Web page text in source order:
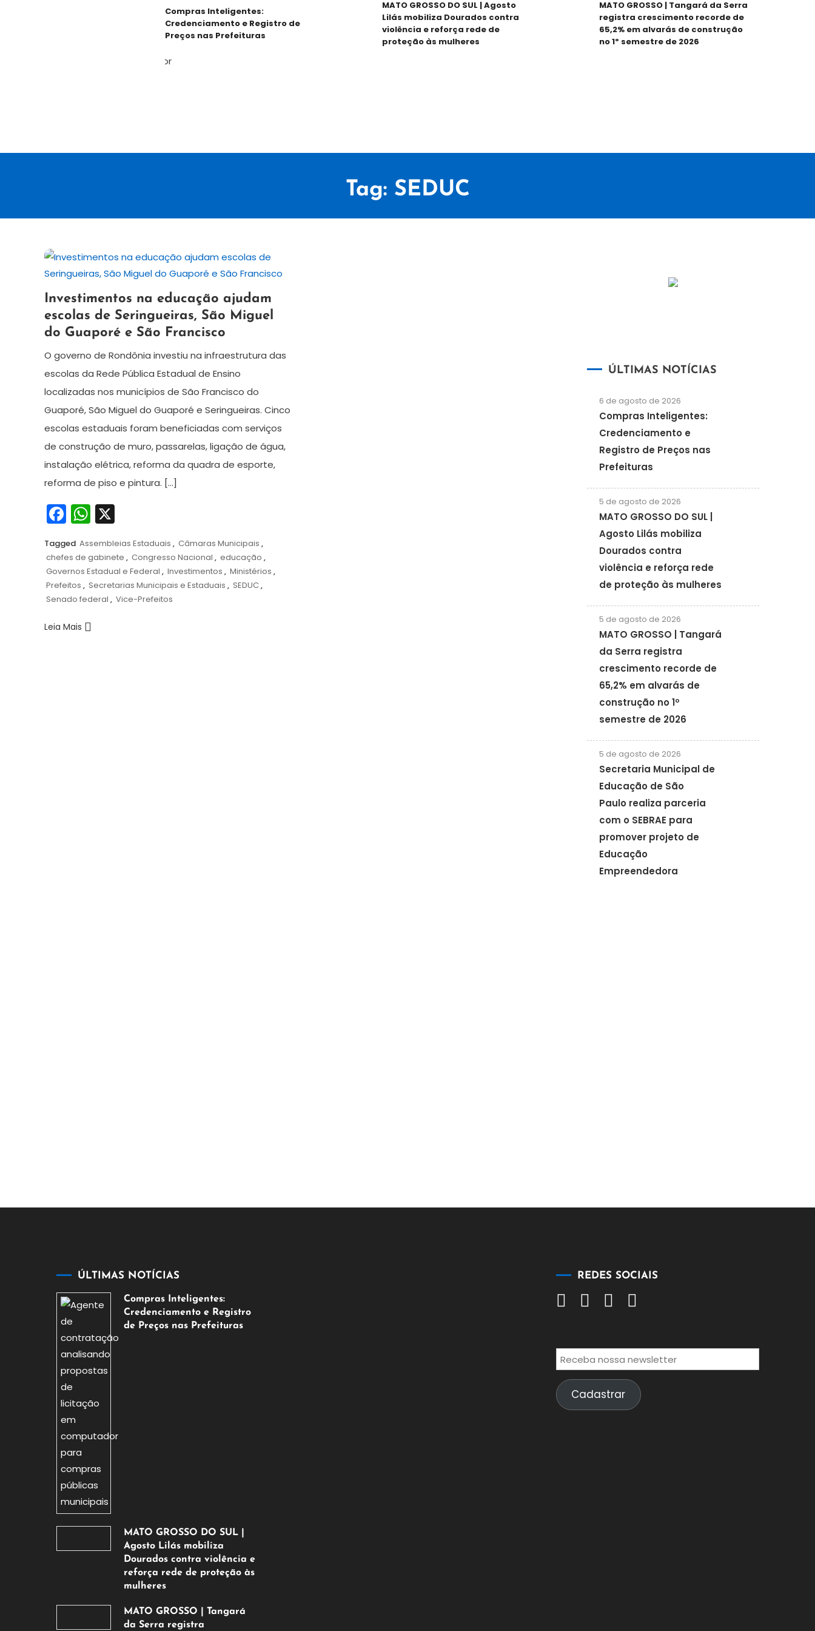
Compras Inteligentes:
Credenciamento e Registro de
Preços nas Prefeituras
MATO GROSSO DO SUL | Agosto
Lilás mobiliza Dourados contra
violência e reforça rede de
proteção às mulheres
MATO GROSSO | Tangará da Serra
registra crescimento recorde de
65,2% em alvarás de construção
no 1º semestre de 2026
Tag: SEDUC
20
de
junho
de
2024
Redação
Investimentos na educação ajudam
escolas de Seringueiras, São Miguel
do Guaporé e São Francisco
O governo de Rondônia investiu na infraestrutura das
escolas da Rede Pública Estadual de Ensino
localizadas nos municípios de São Francisco do
Guaporé, São Miguel do Guaporé e Seringueiras. Cinco
escolas estaduais foram beneficiadas com serviços
de construção de muro, passarelas, ligação de água,
instalação elétrica, reforma da quadra de esporte,
reforma de piso e pintura. […]
Facebook
WhatsApp
X
Tagged Assembleias Estaduais , Câmaras Municipais ,
chefes de gabinete , Congresso Nacional , educação ,
Governos Estadual e Federal , Investimentos , Ministérios ,
Prefeitos , Secretarias Municipais e Estaduais , SEDUC,
Senado federal , Vice-Prefeitos
Leia Mais
ÚLTIMAS NOTÍCIAS
6 de agosto de 2026
Compras Inteligentes:
Credenciamento e
Registro de Preços nas
Prefeituras
5 de agosto de 2026
MATO GROSSO DO SUL |
Agosto Lilás mobiliza
Dourados contra
violência e reforça rede
de proteção às mulheres
5 de agosto de 2026
MATO GROSSO | Tangará
da Serra registra
crescimento recorde de
65,2% em alvarás de
construção no 1º
semestre de 2026
5 de agosto de 2026
Secretaria Municipal de
Educação de São
Paulo realiza parceria
com o SEBRAE para
promover projeto de
Educação
Empreendedora
ÚLTIMAS NOTÍCIAS
Compras Inteligentes:
Credenciamento e Registro
de Preços nas Prefeituras
MATO GROSSO DO SUL |
Agosto Lilás mobiliza
Dourados contra violência e
reforça rede de proteção às
mulheres
de
MATO GROSSO | Tangará
da Serra registra
REDES SOCIAIS
Cadastrar